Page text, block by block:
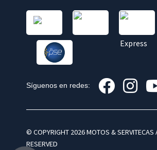
Síguenos en redes:
© COPYRIGHT 2026 MOTOS & SERVITECAS
RESERVED